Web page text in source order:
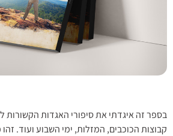
בספר זה איגדתי את סיפורי האגדות
קבוצות הכוכבים, המזלות, ימי השבוע ועוד.